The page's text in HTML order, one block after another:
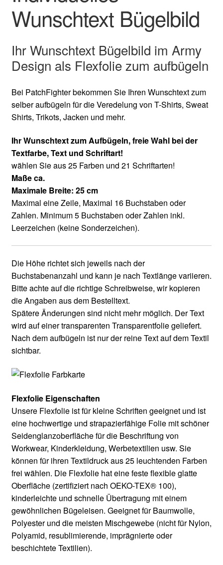
Wunschtext Bügelbild
Ihr Wunschtext Bügelbild im Army
Design als Flexfolie zum aufbügeln
Bei PatchFighter bekommen Sie Ihren Wunschtext zum
selber aufbügeln für die Veredelung von T-Shirts, Sweat
Shirts, Trikots, Jacken und mehr.
Ihr Wunschtext zum Aufbügeln, freie Wahl bei der
Textfarbe, Text und Schriftart!
wählen Sie aus 25 Farben und 21 Schriftarten!
Maße ca.
Maximale Breite: 25 cm
Maximal eine Zeile, Maximal 16 Buchstaben oder
Zahlen. Minimum 5 Buchstaben oder Zahlen inkl.
Leerzeichen (keine Sonderzeichen).
Die Höhe richtet sich jeweils nach der
Buchstabenanzahl und kann je nach Textlänge variieren.
Bitte achte auf die richtige Schreibweise, wir kopieren
die Angaben aus dem Bestelltext.
Spätere Änderungen sind nicht mehr möglich. Der Text
wird auf einer transparenten Transparentfolie geliefert.
Nach dem aufbügeln ist nur der reine Text auf dem Textil
sichtbar.
Flexfolie Eigenschaften
Unsere Flexfolie ist für kleine Schriften geeignet und ist
eine hochwertige und strapazierfähige Folie mit schöner
Seidenglanzoberfläche für die Beschriftung von
Workwear, Kinderkleidung, Werbetextilien usw. Sie
können für ihren Textildruck aus 25 leuchtenden Farben
frei wählen. Die Flexfolie hat eine feste flexible glatte
Oberfläche (zertifiziert nach OEKO-TEX® 100),
kinderleichte und schnelle Übertragung mit einem
gewöhnlichen Bügeleisen. Geeignet für Baumwolle,
Polyester und die meisten Mischgewebe (nicht für Nylon,
Polyamid, resublimierende, imprägnierte oder
beschichtete Textilien).